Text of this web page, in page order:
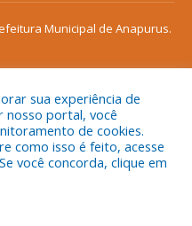
Municipal de Anapurus.
Administrativa
sua experiência de
nosso portal, você
de cookies.
como isso é feito, acesse
você concorda, clique em